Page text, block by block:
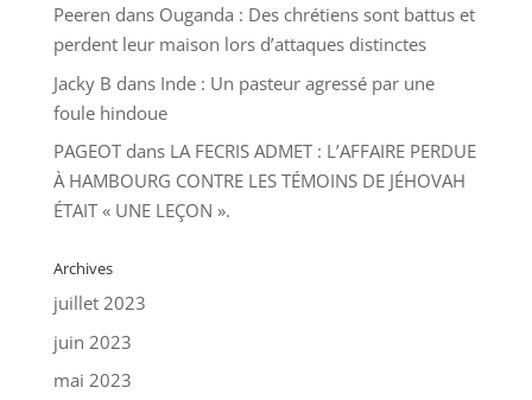
Peeren dans Ouganda : Des chrétiens sont battus et
perdent leur maison lors d’attaques distinctes
Jacky B dans Inde : Un pasteur agressé par une
foule hindoue
PAGEOTdans LA FECRIS ADMET : L’AFFAIRE PERDUE
À HAMBOURG CONTRE LES TÉMOINS DE JÉHOVAH
ÉTAIT « UNE LEÇON ».
Archives
juillet 2023
juin 2023
mai 2023